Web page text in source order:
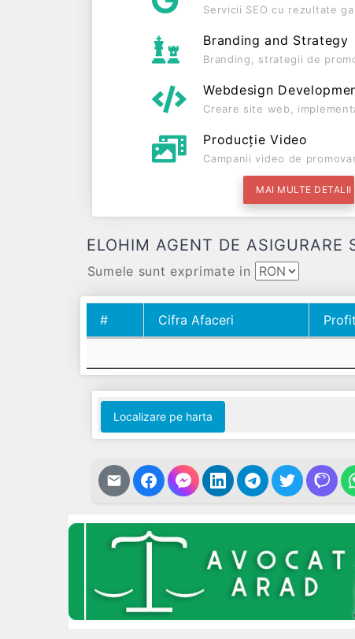
Servicii SEO cu rezultate
Branding and Strategy
Branding, strategii de
Webdesign
Creare site web,
Producție Video
Campanii video de
MAI MULTE DETALII
ELOHIM AGENT DE
Sumele sunt exprimate in
# Cifra Afaceri
Localizare pe harta